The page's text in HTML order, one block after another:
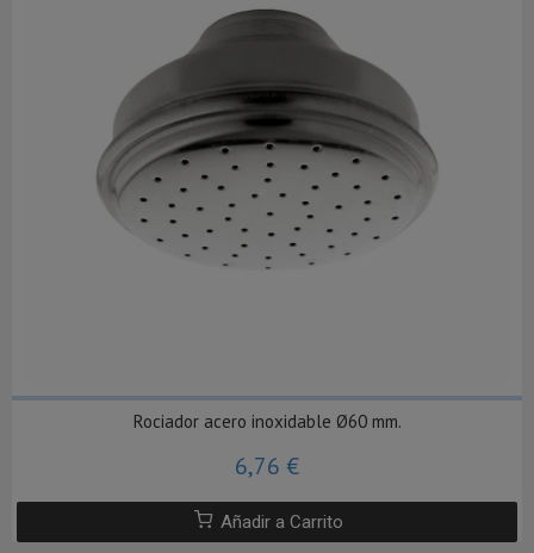
Rociador acero inoxidable Ø60 mm.
6,76 €
Añadir a Carrito